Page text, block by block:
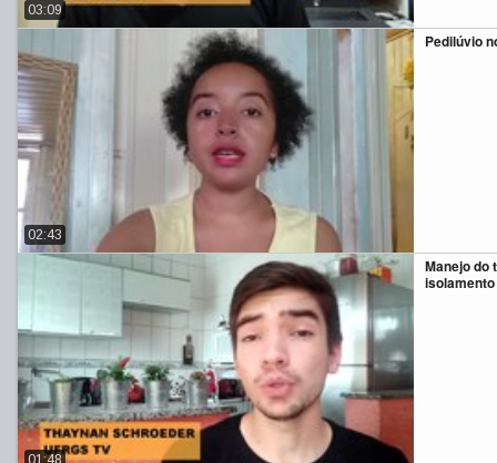
03:09
Pedilúvio
02:43
Manejo do
01:48